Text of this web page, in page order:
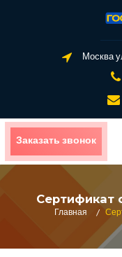
Москва
Заказать звонок
Сертификат
Главная
/